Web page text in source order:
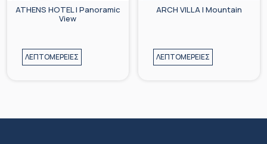
ATHENS HOTEL | Panoramic
View
ΛΕΠΤΟΜΕΡΕΙΕΣ
ARCH VILLA | Mountain
ΛΕΠΤΟΜΕΡΕΙΕΣ